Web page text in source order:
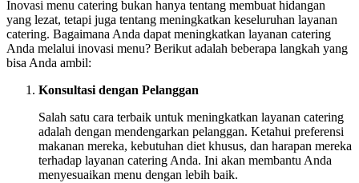
Inovasi menu catering bukan hanya tentang membuat hidangan
yang lezat, tetapi juga tentang meningkatkan keseluruhan layanan
catering. Bagaimana Anda dapat meningkatkan layanan catering
Anda melalui inovasi menu? Berikut adalah beberapa langkah yang
bisa Anda ambil:
Konsultasi dengan Pelanggan
Salah satu cara terbaik untuk meningkatkan layanan catering
adalah dengan mendengarkan pelanggan. Ketahui preferensi
makanan mereka, kebutuhan diet khusus, dan harapan mereka
terhadap layanan catering Anda. Ini akan membantu Anda
menyesuaikan menu dengan lebih baik.